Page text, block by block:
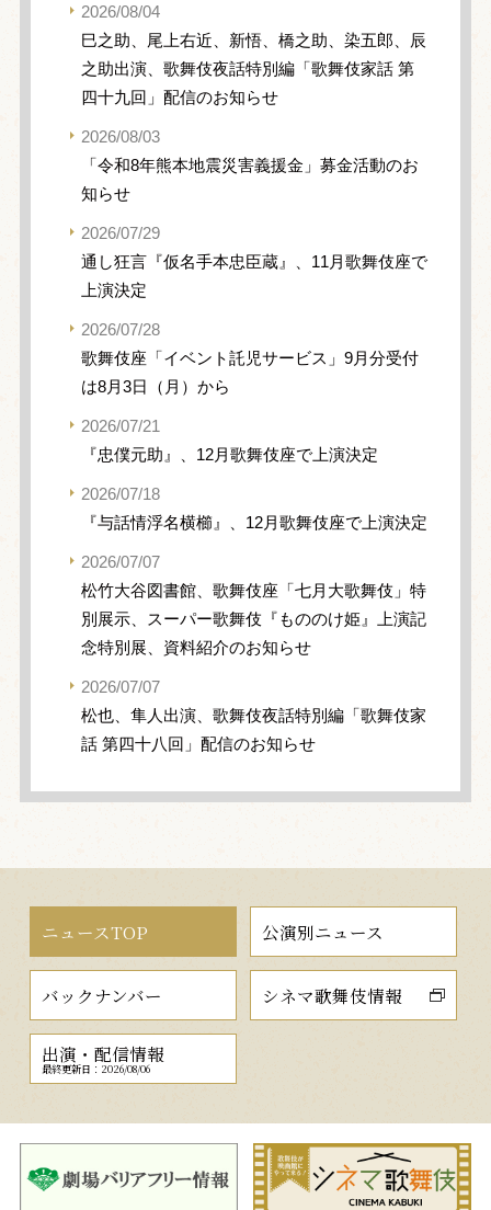
2026/08/04
巳之助、尾上右近、新悟、橋之助、染五郎、辰
之助出演、歌舞伎夜話特別編「歌舞伎家話 第
四十九回」配信のお知らせ
2026/08/03
「令和8年熊本地震災害義援金」募金活動のお
知らせ
2026/07/29
通し狂言『仮名手本忠臣蔵』、11月歌舞伎座で
上演決定
2026/07/28
歌舞伎座「イベント託児サービス」9月分受付
は8月3日（月）から
2026/07/21
『忠僕元助』、12月歌舞伎座で上演決定
2026/07/18
『与話情浮名横櫛』、12月歌舞伎座で上演決定
2026/07/07
松竹大谷図書館、歌舞伎座「七月大歌舞伎」特
別展示、スーパー歌舞伎『もののけ姫』上演記
念特別展、資料紹介のお知らせ
2026/07/07
松也、隼人出演、歌舞伎夜話特別編「歌舞伎家
話 第四十八回」配信のお知らせ
ニュースTOP 公演別ニュース
バックナンバー シネマ歌舞伎情報
出演・配信情報
最終更新日：2026/08/06